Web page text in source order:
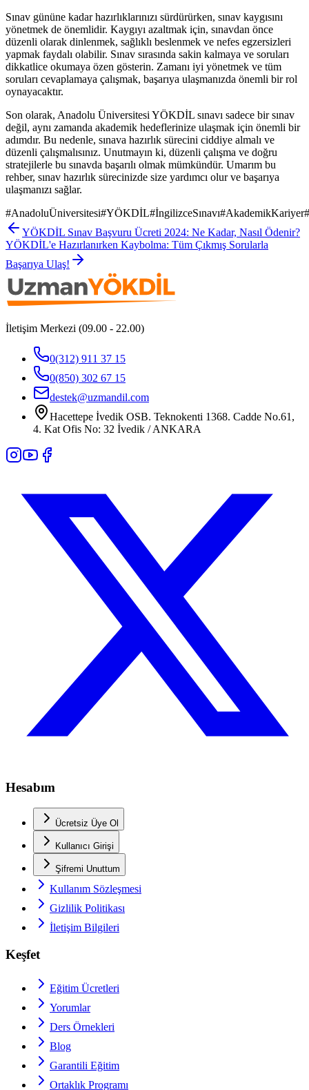
Sınav gününe kadar hazırlıklarınızı sürdürürken, sınav kaygısını
yönetmek de önemlidir. Kaygıyı azaltmak için, sınavdan önce
düzenli olarak dinlenmek, sağlıklı beslenmek ve nefes egzersizleri
yapmak faydalı olabilir. Sınav sırasında sakin kalmaya ve soruları
dikkatlice okumaya özen gösterin. Zamanı iyi yönetmek ve tüm
soruları cevaplamaya çalışmak, başarıya ulaşmanızda önemli bir rol
oynayacaktır.
Son olarak, Anadolu Üniversitesi YÖKDİL sınavı sadece bir sınav
değil, aynı zamanda akademik hedeflerinize ulaşmak için önemli bir
adımdır. Bu nedenle, sınava hazırlık sürecini ciddiye almalı ve
düzenli çalışmalısınız. Unutmayın ki, düzenli çalışma ve doğru
stratejilerle bu sınavda başarılı olmak mümkündür. Umarım bu
rehber, sınav hazırlık sürecinizde size yardımcı olur ve başarıya
ulaşmanızı sağlar.
#AnadoluÜniversitesi#YÖKDİL#İngilizceSınavı#AkademikKariyer#
YÖKDİL Sınav Başvuru Ücreti 2024: Ne Kadar, Nasıl Ödenir?
YÖKDİL'e Hazırlanırken Kaybolma: Tüm Çıkmış Sorularla
Başarıya Ulaş!
İletişim Merkezi (09.00 - 22.00)
0(312) 911 37 15
0(850) 302 67 15
destek@uzmandil.com
Hacettepe İvedik OSB. Teknokenti 1368. Cadde No.61,
4. Kat Ofis No: 32 İvedik / ANKARA
Hesabım
Ücretsiz Üye Ol
Kullanıcı Girişi
Şifremi Unuttum
Kullanım Sözleşmesi
Gizlilik Politikası
İletişim Bilgileri
Keşfet
Eğitim Ücretleri
Yorumlar
Ders Örnekleri
Blog
Garantili Eğitim
Ortaklık Programı